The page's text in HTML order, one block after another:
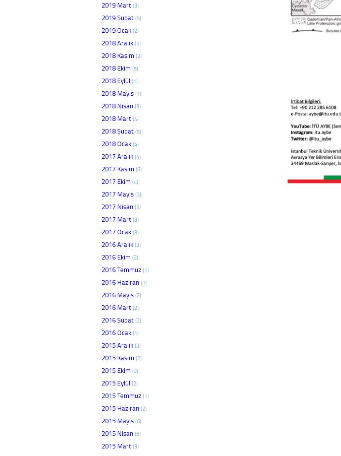
2019 Mart (3)
2019 Şubat (5)
2019 Ocak (2)
2018 Aralık (5)
2018 Kasım (3)
2018 Ekim (5)
2018 Eylül (1)
2018 Mayıs (1)
2018 Nisan (3)
2018 Mart (4)
2018 Şubat (5)
2018 Ocak (4)
2017 Aralık (4)
2017 Kasım (6)
2017 Ekim (4)
2017 Mayıs (3)
2017 Nisan (5)
2017 Mart (3)
2017 Ocak (3)
2016 Aralık (3)
2016 Ekim (2)
2016 Temmuz (1)
2016 Haziran (1)
2016 Mayıs (2)
2016 Mart (2)
2016 Şubat (2)
2016 Ocak (1)
2015 Aralık (3)
2015 Kasım (2)
2015 Ekim (3)
2015 Eylül (2)
2015 Temmuz (1)
2015 Haziran (2)
2015 Mayıs (6)
2015 Nisan (6)
2015 Mart (3)